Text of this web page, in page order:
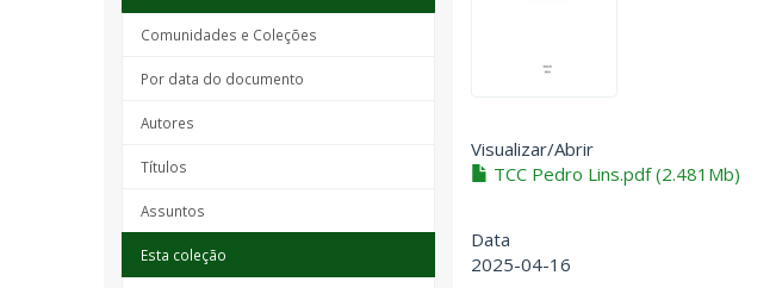
Comunidades e Coleções
Por data do documento
Autores
Títulos
Assuntos
Esta coleção
Visualizar/Abrir
TCC Pedro Lins.pdf (2.481Mb)
Data
2025-04-16